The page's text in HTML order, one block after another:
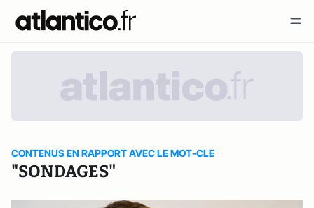
CONTENUS EN RAPPORT AVEC LE MOT-CLE
"SONDAGES"